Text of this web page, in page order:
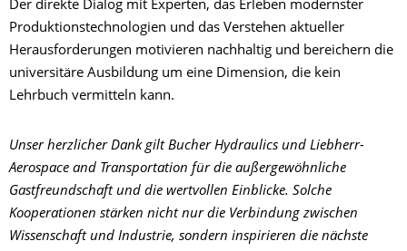
Der direkte Dialog mit Experten, das Erleben modernster
Produktionstechnologien und das Verstehen aktueller
Herausforderungen motivieren nachhaltig und bereichern die
universitäre Ausbildung um eine Dimension, die kein
Lehrbuch vermitteln kann.
Unser herzlicher Dank gilt Bucher Hydraulics und Liebherr-
Aerospace and Transportation für die außergewöhnliche
Gastfreundschaft und die wertvollen Einblicke. Solche
Kooperationen stärken nicht nur die Verbindung zwischen
Wissenschaft und Industrie, sondern inspirieren die nächste